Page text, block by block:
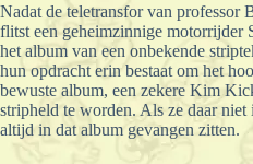
Nadat de teletransfor van professor
flitst een geheimzinnige motorrijder
het album van een onbekende
hun opdracht erin bestaat om het
bewuste album, een zekere Kim
stripheld te worden. Als ze daar
altijd in dat album gevangen zitten.